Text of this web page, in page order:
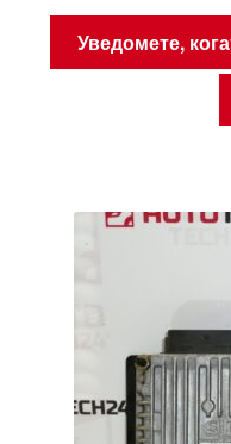
Уведомете,